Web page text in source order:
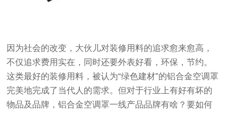
因为社会的改变，大伙儿对装修用料的追求愈来愈高，
不仅追求费用实在，同时还要外表好看，环保，节约。
这类最好的装修用料，被认为“绿色建材”的铝合金空调罩
完美地完成了当代人的需求。但对于行业上有好有坏的
物品及品牌，铝合金空调罩一线产品品牌有啥？要如何